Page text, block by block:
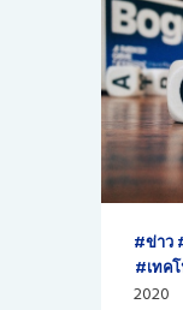
ข่าว
เทค
2020